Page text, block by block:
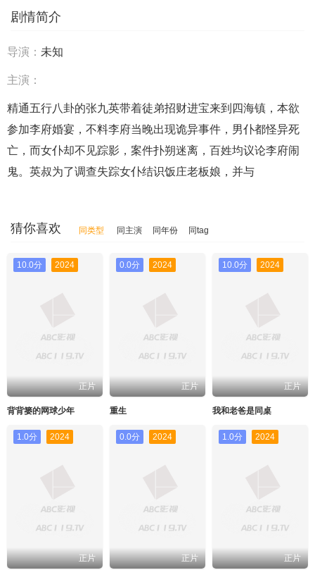
剧情简介
导演： 未知
主演：
精通五行八卦的张九英带着徒弟招财进宝来到四海镇，本欲
参加李府婚宴，不料李府当晚出现诡异事件，男仆都怪异死
亡，而女仆却不见踪影，案件扑朔迷离，百姓均议论李府闹
鬼。英叔为了调查失踪女仆结识饭庄老板娘，并与
猜你喜欢 同类型 同主演 同年份 同tag
10.0分 2024
正片
背背篓的网球少年
0.0分 2024
正片
重生
10.0分 2024
正片
我和老爸是同桌
1.0分 2024
正片
0.0分 2024
正片
1.0分 2024
正片